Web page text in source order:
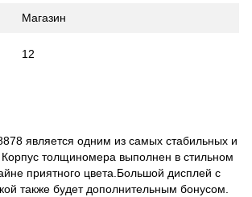
Магазин
12
является одним из самых стабильных и
толщиномера выполнен в стильном
приятного цвета.Большой дисплей с
также будет дополнительным бонусом.